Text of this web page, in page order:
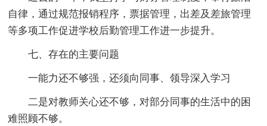
自律，通过规范报销程序，票据管理，出差及差旅管理
等多项工作促进学校后勤管理工作进一步提升。
七、存在的主要问题
一能力还不够强，还须向同事、领导深入学习
二是对教师关心还不够，对部分同事的生活中的困
难照顾不够。